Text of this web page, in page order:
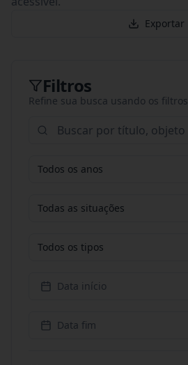
Exportar
Filtros
Refine sua busca usando os
Todos os anos
Todas as situações
Todos os tipos
Data início
Data fim